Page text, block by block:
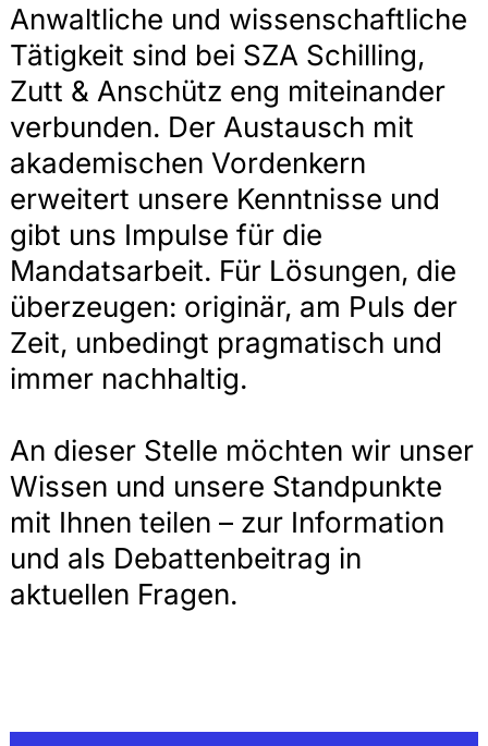
Anwaltliche und wissenschaftliche
Tätigkeit sind bei SZA Schilling,
Zutt & Anschütz eng miteinander
verbunden. Der Austausch mit
akademischen Vordenkern
erweitert unsere Kenntnisse und
gibt uns Impulse für die
Mandatsarbeit. Für Lösungen, die
überzeugen: originär, am Puls der
Zeit, unbedingt pragmatisch und
immer nachhaltig.
An dieser Stelle möchten wir unser
Wissen und unsere Standpunkte
mit Ihnen teilen – zur Information
und als Debattenbeitrag in
aktuellen Fragen.